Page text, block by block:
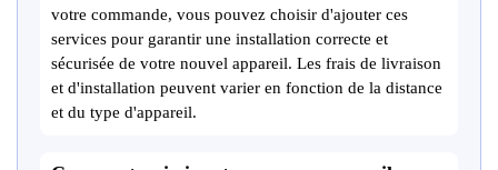
votre commande, vous pouvez choisir d'ajouter ces
services pour garantir une installation correcte et
sécurisée de votre nouvel appareil. Les frais de livraison
et d'installation peuvent varier en fonction de la distance
et du type d'appareil.